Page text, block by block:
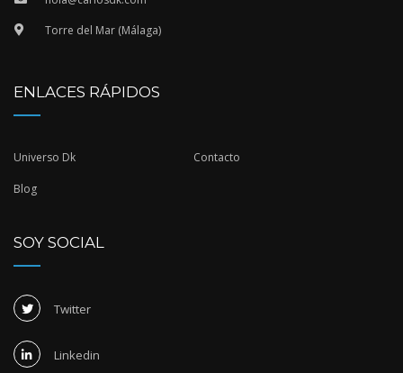
Torre del Mar (Málaga)
ENLACES RÁPIDOS
Universo Dk Contacto
Blog
SOY SOCIAL
Twitter
Linkedin